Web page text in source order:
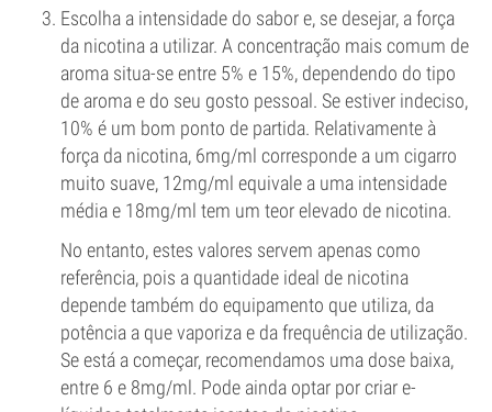
Escolha a intensidade do sabor e, se desejar, a força
da nicotina a utilizar. A concentração mais comum de
aroma situa-se entre 5% e 15%, dependendo do tipo
de aroma e do seu gosto pessoal. Se estiver indeciso,
10% é um bom ponto de partida. Relativamente à
força da nicotina, 6mg/ml corresponde a um cigarro
muito suave, 12mg/ml equivale a uma intensidade
média e 18mg/ml tem um teor elevado de nicotina.
No entanto, estes valores servem apenas como
referência, pois a quantidade ideal de nicotina
depende também do equipamento que utiliza, da
potência a que vaporiza e da frequência de utilização.
Se está a começar, recomendamos uma dose baixa,
entre 6 e 8mg/ml. Pode ainda optar por criar e-